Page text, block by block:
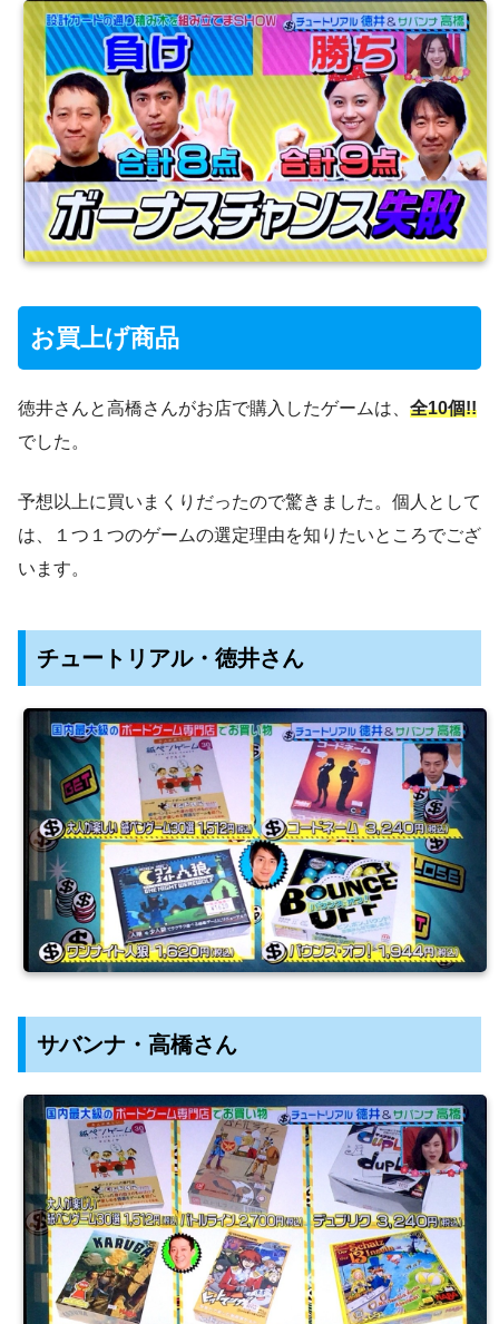
お買上げ商品
徳井さんと高橋さんがお店で購入したゲームは、 全10個!!
でした。
予想以上に買いまくりだったので驚きました。個人として
は、１つ１つのゲームの選定理由を知りたいところでござ
います。
チュートリアル・徳井さん
サバンナ・高橋さん